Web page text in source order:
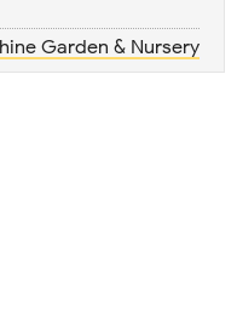
Garden & Nursery